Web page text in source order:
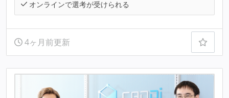
オンラインで選考が受けられる
4ヶ月前更新